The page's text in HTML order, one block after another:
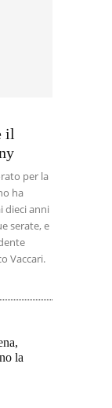
il
per la
ha
dieci anni
serate, e
Vaccari.
la